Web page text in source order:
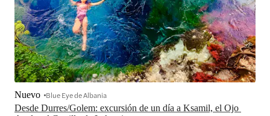
Desde Durres/Golem: excursión de un día a Ksamil, el Ojo
Nuevo Blue Eye de Albania